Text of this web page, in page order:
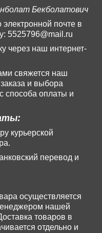
Бекболатович
почте в
5525796@mail .ru
через наш интернет-
свяжется наш
и выбора
способа оплаты и
курьерской
перевод и
осуществляется
нашей
товаров в
отдельно и